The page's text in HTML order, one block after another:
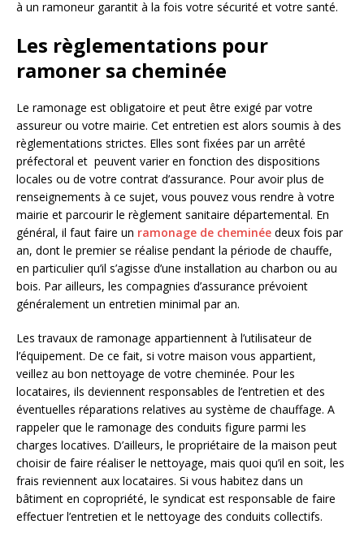
à un ramoneur garantit à la fois votre sécurité et votre santé.
Les règlementations pour
ramoner sa cheminée
Le ramonage est obligatoire et peut être exigé par votre
assureur ou votre mairie. Cet entretien est alors soumis à des
règlementations strictes. Elles sont fixées par un arrêté
préfectoral et peuvent varier en fonction des dispositions
locales ou de votre contrat d’assurance. Pour avoir plus de
renseignements à ce sujet, vous pouvez vous rendre à votre
mairie et parcourir le règlement sanitaire départemental. En
général, il faut faire un ramonage de cheminée deux fois par
an, dont le premier se réalise pendant la période de chauffe,
en particulier qu’il s’agisse d’une installation au charbon ou au
bois. Par ailleurs, les compagnies d’assurance prévoient
généralement un entretien minimal par an.
Les travaux de ramonage appartiennent à l’utilisateur de
l’équipement. De ce fait, si votre maison vous appartient,
veillez au bon nettoyage de votre cheminée. Pour les
locataires, ils deviennent responsables de l’entretien et des
éventuelles réparations relatives au système de chauffage. A
rappeler que le ramonage des conduits figure parmi les
charges locatives. D’ailleurs, le propriétaire de la maison peut
choisir de faire réaliser le nettoyage, mais quoi qu’il en soit, les
frais reviennent aux locataires. Si vous habitez dans un
bâtiment en copropriété, le syndicat est responsable de faire
effectuer l’entretien et le nettoyage des conduits collectifs.